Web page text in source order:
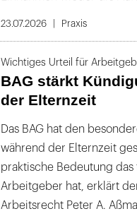
23.07.2026 Praxis
Wichtiges Urteil für
BAG stärkt
der Elternzeit
Das BAG hat den
während der Elternzeit
praktische Bedeutung
Arbeitgeber hat, erklärt
Arbeitsrecht Peter A.